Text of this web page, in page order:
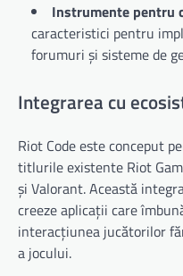
Instrumente pentru
caracteristici pentru
forumuri și sisteme de
Integrarea cu
Riot Code este conceput
titlurile existente Riot
și Valorant. Această
creeze aplicații care
interacțiunea jucătorilor
a jocului.